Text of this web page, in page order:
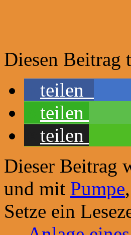
Diesen Beitrag
teilen
teilen
teilen
Dieser Beitrag
und mit Pumpe,
Setze ein